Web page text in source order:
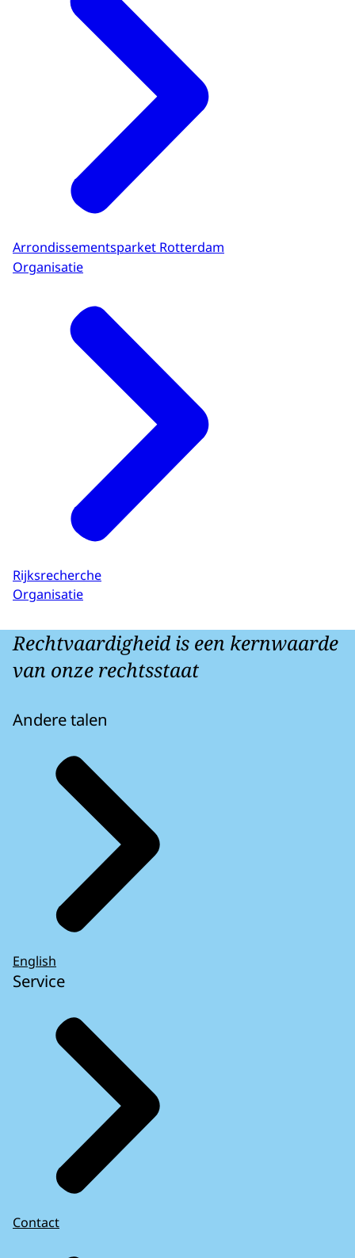
Arrondissementsparket Rotterdam
Organisatie
Rijksrecherche
Organisatie
Rechtvaardigheid is een kernwaarde
van onze rechtsstaat
Andere talen
English
Service
Contact